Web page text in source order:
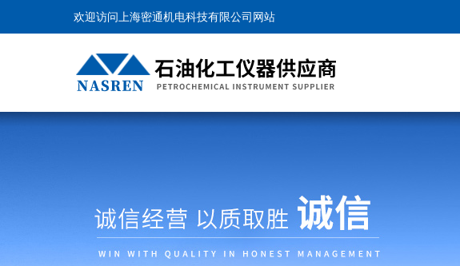
欢迎访问上海密通机电科技有限公司网站